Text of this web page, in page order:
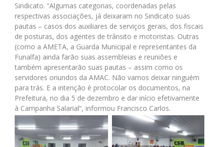
Sindicato. “Algumas categorias, coordenadas pelas
respectivas associações, já deixaram no Sindicato suas
pautas – casos dos auxiliares de serviços gerais, dos fiscais
de posturas, dos agentes de trânsito e motoristas. Outras
(como a AMETA, a Guarda Municipal e representantes da
Funalfa) ainda farão suas assembleias e reuniões e
também apresentarão suas pautas – assim como os
servidores oriundos da AMAC. Não vamos deixar ninguém
para trás. E a intenção é protocolar os documentos, na
Prefeitura, no dia 5 de dezembro e dar início efetivamente
à Campanha Salarial”, informou Francisco Carlos.